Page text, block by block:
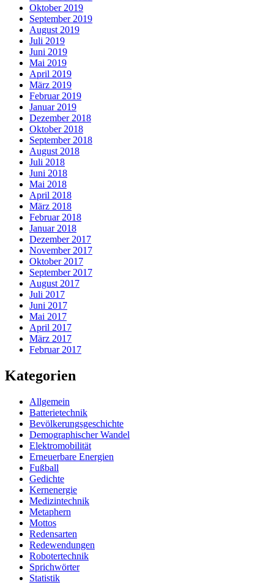
Oktober 2019
September 2019
August 2019
Juli 2019
Juni 2019
Mai 2019
April 2019
März 2019
Februar 2019
Januar 2019
Dezember 2018
Oktober 2018
September 2018
August 2018
Juli 2018
Juni 2018
Mai 2018
April 2018
März 2018
Februar 2018
Januar 2018
Dezember 2017
November 2017
Oktober 2017
September 2017
August 2017
Juli 2017
Juni 2017
Mai 2017
April 2017
März 2017
Februar 2017
Kategorien
Allgemein
Batterietechnik
Bevölkerungsgeschichte
Demographischer Wandel
Elektromobilität
Erneuerbare Energien
Fußball
Gedichte
Kernenergie
Medizintechnik
Metaphern
Mottos
Redensarten
Redewendungen
Robotertechnik
Sprichwörter
Statistik